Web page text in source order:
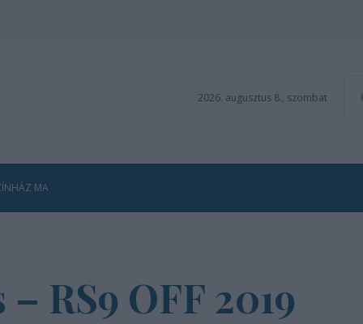
2026. augusztus 8., szombat
MA
RS9 OFF 2019